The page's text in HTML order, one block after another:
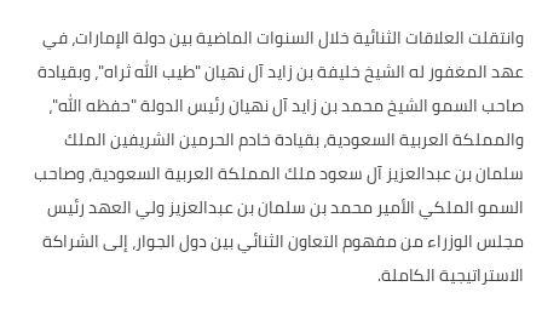
وانتقلت العلاقات الثنائية خلال السنوات الماضية بين دولة الإمارات، في
عهد المغفور له الشيخ خليفة بن زايد آل نهيان "طيب الله ثراه"، وبقيادة
صاحب السمو الشيخ محمد بن زايد آل نهيان رئيس الدولة "حفظه الله"،
والمملكة العربية السعودية، بقيادة خادم الحرمين الشريفين الملك
سلمان بن عبدالعزيز آل سعود ملك المملكة العربية السعودية، وصاحب
السمو الملكي الأمير محمد بن سلمان بن عبدالعزيز ولي العهد رئيس
مجلس الوزراء من مفهوم التعاون الثنائي بين دول الجوار، إلى الشراكة
الاستراتيجية الكاملة.